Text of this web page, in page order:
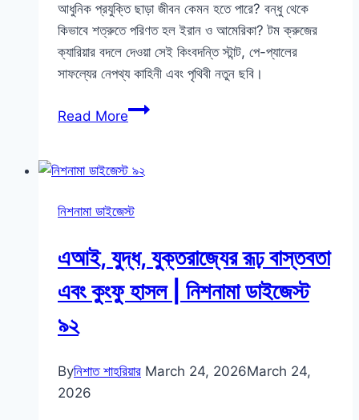
ভার্সন?
|
নিশনামা
ডাইজেস্ট
আধুনিক প্রযুক্তি ছাড়া জীবন কেমন হতে পারে? বন্ধু থেকে
কিভাবে শত্রুতে পরিণত হল ইরান ও আমেরিকা? টম ক্রুজের
ক্যারিয়ার বদলে দেওয়া সেই কিংবদন্তি স্টান্ট, পে-প্যালের
সাফল্যের নেপথ্য কাহিনী এবং পৃথিবী নতুন ছবি।
Read Moreপৃথিবী
সুন্দর!
বনাম
এবং
ওপেনক্ল
|
৯৩
নিশনামা ডাইজেস্ট
এআই, যুদ্ধ, যুক্তরাজ্যের রূঢ় বাস্তবতা
এবং কুংফু হাসল | নিশনামা ডাইজেস্ট
৯২
Byনিশাত শাহরিয়ার March 24, 2026March 24,
2026